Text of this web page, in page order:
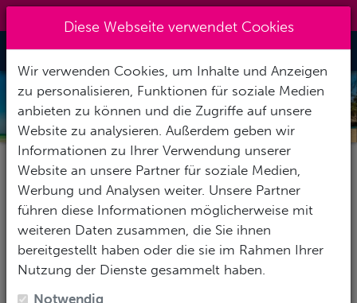
Toggle
KENIA
Pauschalereise Hotel Tauchbasis
Reise-Zeitraum
1 Erwachsene
Diese Webseite verwendet Cookies
Wir verwenden Cookies, um Inhalte und Anzeigen
zu personalisieren, Funktionen für soziale Medien
anbieten zu können und die Zugriffe auf unsere
Website zu analysieren. Außerdem geben wir
Informationen zu Ihrer Verwendung unserer
Website an unsere Partner für soziale Medien,
Werbung und Analysen weiter. Unsere Partner
führen diese Informationen möglicherweise mit
weiteren Daten zusammen, die Sie ihnen
bereitgestellt haben oder die sie im Rahmen Ihrer
Nutzung der Dienste gesammelt haben.
Notwendig